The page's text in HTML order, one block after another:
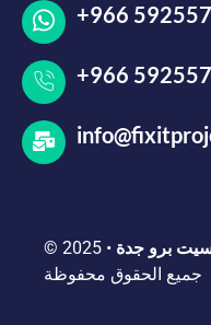
+966
+966
© 2025 برو جدة •
جميع الحقوق محفوظة